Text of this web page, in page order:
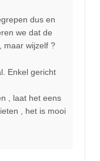
dus en
we dat de
maar wijzelf ?
Enkel gericht
, laat het eens
, het is mooi